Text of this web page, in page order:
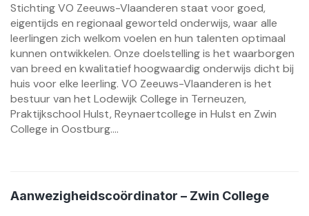
Stichting VO Zeeuws-Vlaanderen staat voor goed,
eigentijds en regionaal geworteld onderwijs, waar alle
leerlingen zich welkom voelen en hun talenten optimaal
kunnen ontwikkelen. Onze doelstelling is het waarborgen
van breed en kwalitatief hoogwaardig onderwijs dicht bij
huis voor elke leerling. VO Zeeuws-Vlaanderen is het
bestuur van het Lodewijk College in Terneuzen,
Praktijkschool Hulst, Reynaertcollege in Hulst en Zwin
College in Oostburg....
Aanwezigheidscoördinator – Zwin College